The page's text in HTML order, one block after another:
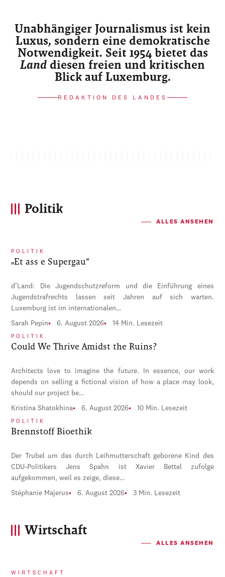
Unabhängiger Journalismus ist kein
Luxus, sondern eine demokratische
Notwendigkeit. Seit 1954 bietet das
Land diesen freien und kritischen
Blick auf Luxemburg.
REDAKTION DES LANDES
Politik
ALLES ANSEHEN
POLITIK
„Et ass e Supergau“
d’Land: Die Jugendschutzreform und die Einführung eines
Jugendstrafrechts lassen seit Jahren auf sich warten.
Luxemburg ist im internationalen…
Sarah Pepin 6. August 2026 14 Min. Lesezeit
POLITIK
Could We Thrive Amidst the Ruins?
Architects love to imagine the future. In essence, our work
depends on selling a fictional vision of how a place may look,
should our project be…
Kristina Shatokhina 6. August 2026 10 Min. Lesezeit
POLITIK
Brennstoff Bioethik
Der Trubel um das durch Leihmutterschaft geborene Kind des
CDU-Politikers Jens Spahn ist Xavier Bettel zufolge
aufgekommen, weil es zeige, diese…
Stéphanie Majerus 6. August 2026 3 Min. Lesezeit
Wirtschaft
ALLES ANSEHEN
WIRTSCHAFT